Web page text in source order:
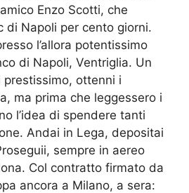
Enzo Scotti, che
di Napoli per cento giorni.
l’allora potentissimo
di Napoli, Ventriglia. Un
ottenni i
ma prima che leggessero i
l’idea di spendere tanti
Andai in Lega, depositai
sempre in aereo
Col contratto firmato da
ancora a Milano, a sera: